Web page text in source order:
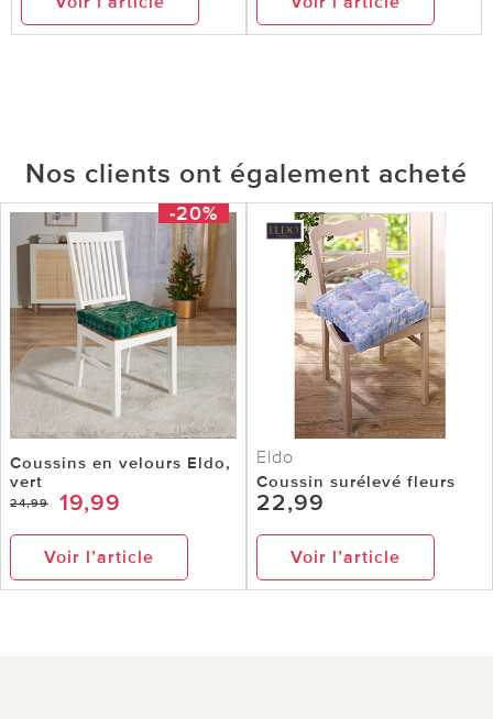
Nos clients ont également acheté
-20%
Coussins en velours Eldo,
vert
24,99 19,99
Voir l’article
Eldo
Coussin surélevé fleurs
22,99
Voir l’article